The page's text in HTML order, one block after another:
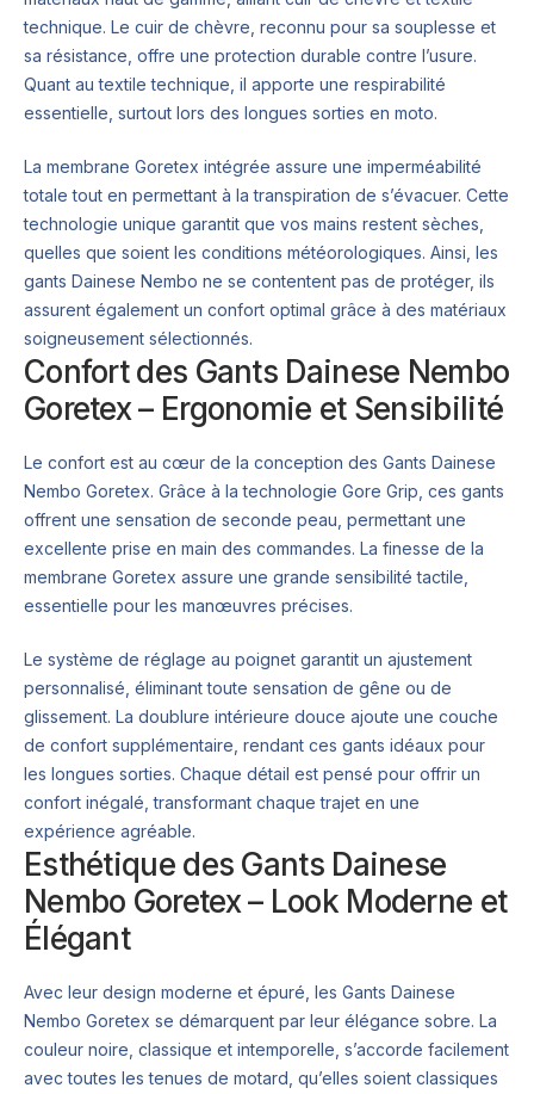
technique. Le cuir de chèvre, reconnu pour sa souplesse et
sa résistance, offre une protection durable contre l’usure.
Quant au textile technique, il apporte une respirabilité
essentielle, surtout lors des longues sorties en moto.
La membrane Goretex intégrée assure une imperméabilité
totale tout en permettant à la transpiration de s’évacuer. Cette
technologie unique garantit que vos mains restent sèches,
quelles que soient les conditions météorologiques. Ainsi, les
gants Dainese Nembo ne se contentent pas de protéger, ils
assurent également un confort optimal grâce à des matériaux
soigneusement sélectionnés.
Confort des Gants Dainese Nembo
Goretex – Ergonomie et Sensibilité
Le confort est au cœur de la conception des Gants Dainese
Nembo Goretex. Grâce à la technologie Gore Grip, ces gants
offrent une sensation de seconde peau, permettant une
excellente prise en main des commandes. La finesse de la
membrane Goretex assure une grande sensibilité tactile,
essentielle pour les manœuvres précises.
Le système de réglage au poignet garantit un ajustement
personnalisé, éliminant toute sensation de gêne ou de
glissement. La doublure intérieure douce ajoute une couche
de confort supplémentaire, rendant ces gants idéaux pour
les longues sorties. Chaque détail est pensé pour offrir un
confort inégalé, transformant chaque trajet en une
expérience agréable.
Esthétique des Gants Dainese
Nembo Goretex – Look Moderne et
Élégant
Avec leur design moderne et épuré, les Gants Dainese
Nembo Goretex se démarquent par leur élégance sobre. La
couleur noire, classique et intemporelle, s’accorde facilement
avec toutes les tenues de motard, qu’elles soient classiques